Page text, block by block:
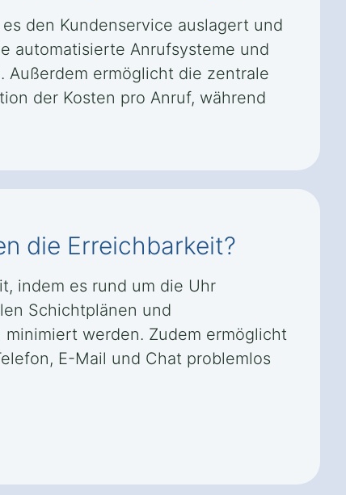
den Kundenservice auslagert und
automatisierte Anrufsysteme und
ermöglicht die zentrale
der Kosten pro Anruf, während
die Erreichbarkeit?
indem es rund um die Uhr
Schichtplänen und
werden. Zudem ermöglicht
E-Mail und Chat problemlos